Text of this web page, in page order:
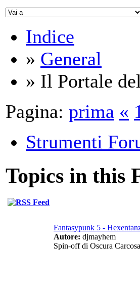
Indice
» General
» Il Portale
Pagina: prima «
Strumenti
Topics in this
Fantasypunk 5 -
Autore: djmayhem
Spin-off di Oscura Carcosa